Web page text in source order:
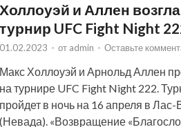
Холлоуэй и Аллен
турнир UFC Fight Night
01.02.2023 - от admin - Оставьте
Макс Холлоуэй и Арнольд Аллен
на турнире UFC Fight Night 222.
пройдет в ночь на 16 апреля в Лас-
(Невада). «Возвращение